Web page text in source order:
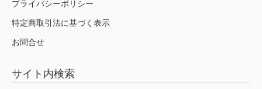
プライバシーポリシー
特定商取引法に基づく表示
お問合せ
サイト内検索